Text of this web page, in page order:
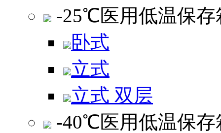
-25℃医用低温保存
卧式
立式
立式 双层
-40℃医用低温保存